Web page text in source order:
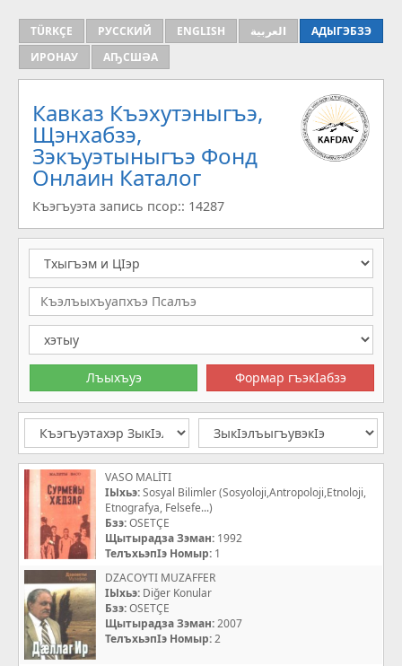
TÜRKÇE РУССКИЙ ENGLISH العربية
АДЫГЭБЗЭ
ИРОНАУ
АҦСШӘА
Кавказ Къэхутэныгъэ,
Щэнхабзэ,
Зэкъуэтыныгъэ Фонд
Онлаин Каталог
Къэгъуэта запись псор:: 14287
VASO MALİTI
IЫхьэ:Sosyal Bilimler (Sosyoloji,Antropoloji,Etnoloji,
Etnografya, Felsefe...)
Бзэ:OSETÇE
Щытырадза Зэман: 1992
ТелъхьэпIэ Номыр: 1
DZACOYTI MUZAFFER
IЫхьэ: Diğer Konular
Бзэ:OSETÇE
Щытырадза Зэман:2007
ТелъхьэпIэ Номыр:2